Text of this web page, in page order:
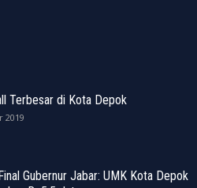
Terbesar di Kota Depok
2019
Gubernur Jabar: UMK Kota Depok